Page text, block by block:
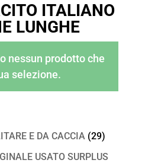
ITALIANO
LUNGHE
nessun prodotto che
selezione.
E DA CACCIA (29)
USATO SURPLUS